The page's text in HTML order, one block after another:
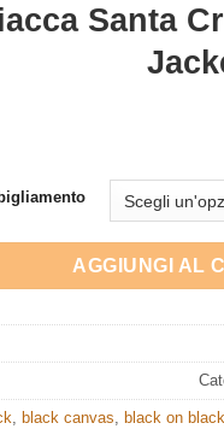
Santa
AGGIUNGI AL
black canvas black on black